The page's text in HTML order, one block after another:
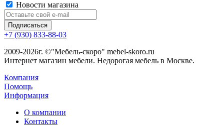
Новости магазина
+7 (930) 833-88-03
2009-2026г. ©"Мебель-скоро" mebel-skoro.ru
Интернет магазин мебели. Недорогая мебель в Москве.
Компания
Помощь
Информация
О компании
Контакты